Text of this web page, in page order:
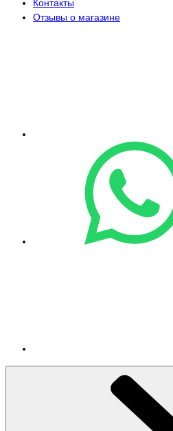
Контакты
Отзывы о магазине